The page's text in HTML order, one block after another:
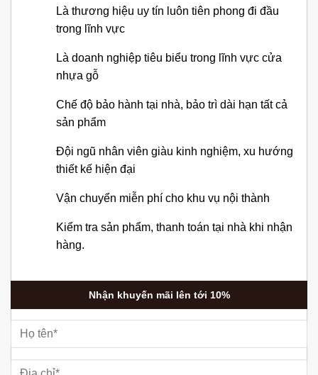
Là thương hiệu uy tín luôn tiên phong đi đầu
trong lĩnh vực
Là doanh nghiệp tiêu biểu trong lĩnh vực cửa
nhựa gỗ
Chế độ bảo hành tại nhà, bảo trì dài hạn tất cả
sản phẩm
Đội ngũ nhân viên giàu kinh nghiệm, xu hướng
thiết kế hiện đại
Vận chuyển miễn phí cho khu vụ nội thành
Kiểm tra sản phẩm, thanh toán tại nhà khi nhận
hàng.
Nhận khuyến mãi lên tới 10%